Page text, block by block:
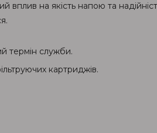
на якість напою та
термін служби.
картриджів.